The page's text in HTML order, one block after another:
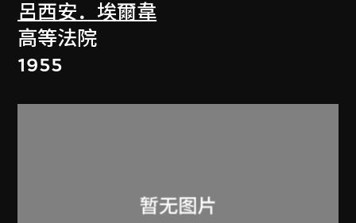
呂西安．埃爾韋
高等法院
1955